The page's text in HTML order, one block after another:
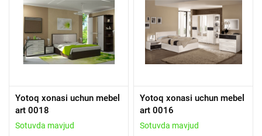
Yotoq xonasi uchun mebel
art 0018
Sotuvda mavjud
Yotoq xonasi uchun mebel
art 0016
Sotuvda mavjud